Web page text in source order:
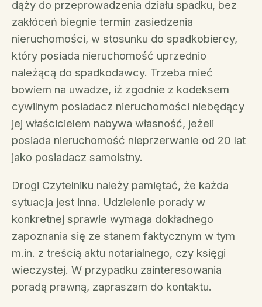
dąży do przeprowadzenia działu spadku, bez
zakłóceń biegnie termin zasiedzenia
nieruchomości, w stosunku do spadkobiercy,
który posiada nieruchomość uprzednio
należącą do spadkodawcy. Trzeba mieć
bowiem na uwadze, iż zgodnie z kodeksem
cywilnym posiadacz nieruchomości niebędący
jej właścicielem nabywa własność, jeżeli
posiada nieruchomość nieprzerwanie od 20 lat
jako posiadacz samoistny.
Drogi Czytelniku należy pamiętać, że każda
sytuacja jest inna. Udzielenie porady w
konkretnej sprawie wymaga dokładnego
zapoznania się ze stanem faktycznym w tym
m.in. z treścią aktu notarialnego, czy księgi
wieczystej. W przypadku zainteresowania
poradą prawną, zapraszam do kontaktu.